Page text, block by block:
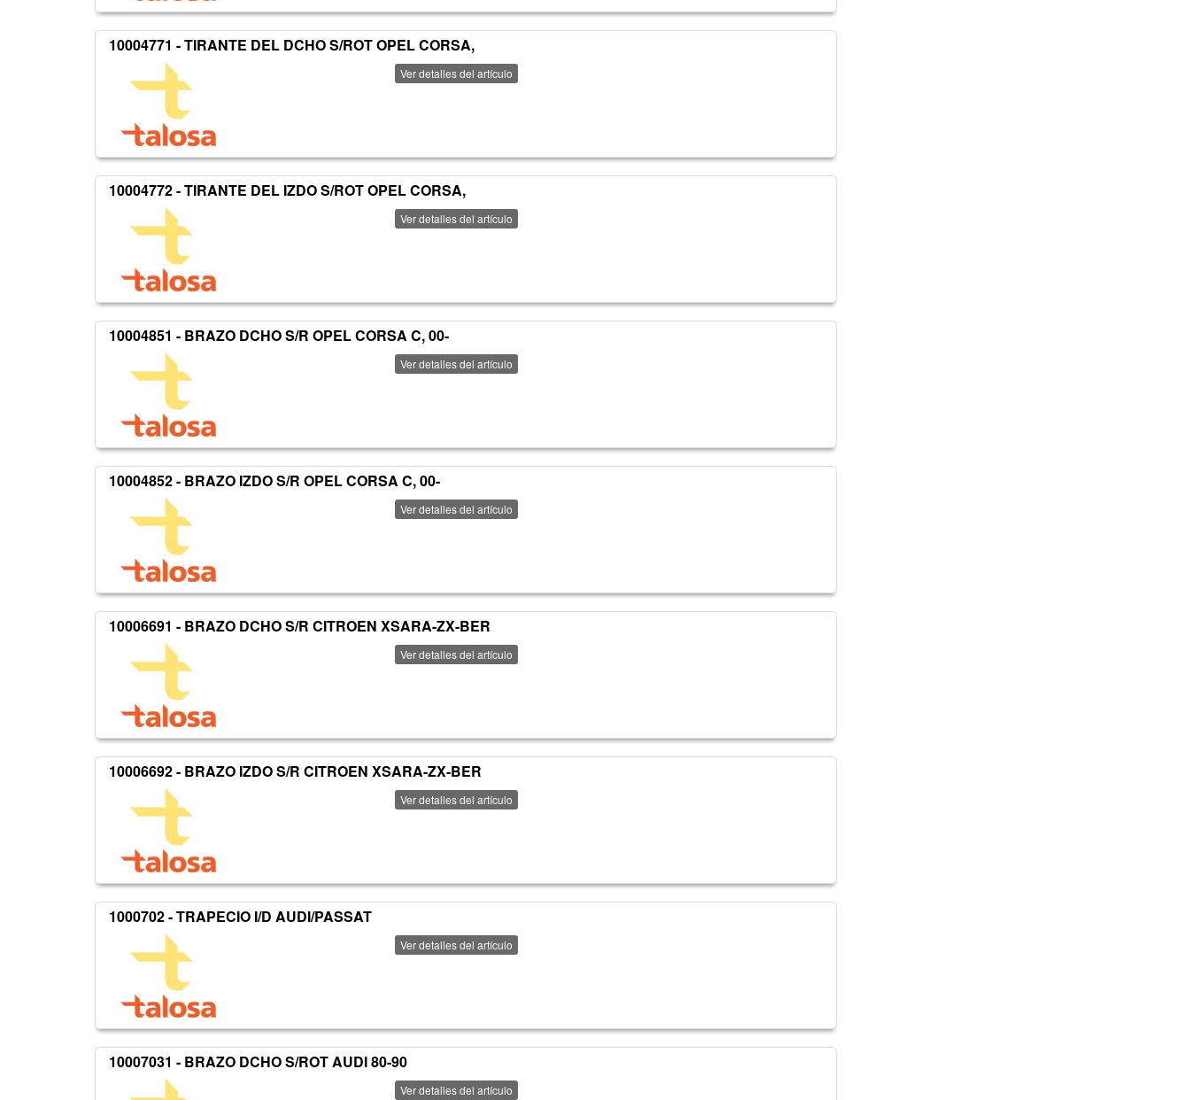
10004771 - TIRANTE DEL DCHO S/ROT OPEL CORSA,
Ver detalles del artículo
10004772 - TIRANTE DEL IZDO S/ROT OPEL CORSA,
Ver detalles del artículo
10004851 - BRAZO DCHO S/R OPEL CORSA C, 00-
Ver detalles del artículo
10004852 - BRAZO IZDO S/R OPEL CORSA C, 00-
Ver detalles del artículo
10006691 - BRAZO DCHO S/R CITROEN XSARA-ZX-BER
Ver detalles del artículo
10006692 - BRAZO IZDO S/R CITROEN XSARA-ZX-BER
Ver detalles del artículo
1000702 - TRAPECIO I/D AUDI/PASSAT
Ver detalles del artículo
10007031 - BRAZO DCHO S/ROT AUDI 80-90
Ver detalles del artículo